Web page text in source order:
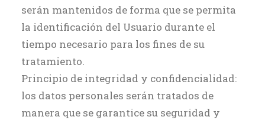
serán mantenidos de forma que se permita
la identificación del Usuario durante el
tiempo necesario para los fines de su
tratamiento.
Principio de integridad y confidencialidad:
los datos personales serán tratados de
manera que se garantice su seguridad y